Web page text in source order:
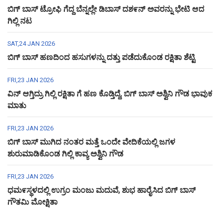
ಬಿಗ್ ಬಾಸ್ ಟ್ರೋಫಿ ಗೆದ್ದ ಬೆನ್ನಲ್ಲೇ ಡಿಬಾಸ್ ದಶ೯ನ್ ಅವರನ್ನು ಭೇಟಿ ಆದ
ಗಿಲ್ಲಿ ನಟ
SAT,24 JAN 2026
ಬಿಗ್ ಬಾಸ್ ಹಣದಿಂದ ಹಸುಗಳನ್ನು ದತ್ತು ಪಡೆದುಕೊಂಡ ರಕ್ಷಿತಾ ಶೆಟ್ಟಿ
FRI,23 JAN 2026
ವಿನ್ ಆಗ್ತಿದ್ರು ಗಿಲ್ಲಿ ರಕ್ಷಿತಾ ಗೆ ಹಣ ಕೊಡ್ತಿದ್ದೆ, ಬಿಗ್ ಬಾಸ್ ಅಶ್ವಿನಿ ಗೌಡ ಭಾವುಕ
ಮಾತು
FRI,23 JAN 2026
ಬಿಗ್ ಬಾಸ್ ಮುಗಿದ ನಂತರ ಮತ್ತೆ ಒಂದೇ ವೇದಿಕೆಯಲ್ಲಿ ಜಗಳ
ಶುರುಮಾಡಿಕೊಂಡ ಗಿಲ್ಲಿ ಕಾವ್ಯ ಅಶ್ವಿನಿ ಗೌಡ
FRI,23 JAN 2026
ಧಮ೯ಸ್ಥಳದಲ್ಲಿ ಉಗ್ರಂ ಮಂಜು ಮದುವೆ, ಶುಭ ಹಾರೈಸಿದ ಬಿಗ್ ಬಾಸ್
ಗೌತಮಿ ಮೋಕ್ಷಿತಾ